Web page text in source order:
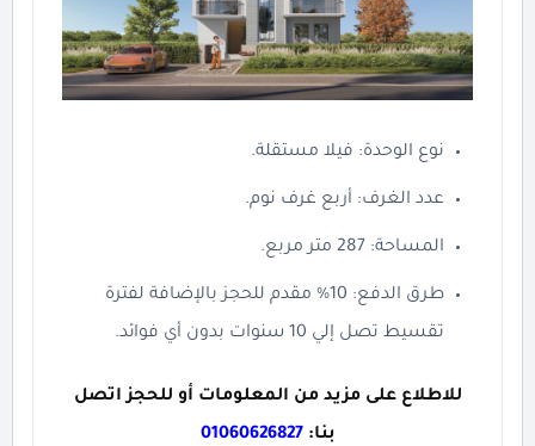
نوع الوحدة: فيلا مستقلة.
عدد الغرف: أربع غرف نوم.
المساحة: 287 متر مربع.
طرق الدفع: 10% مقدم للحجز بالإضافة لفترة
تقسيط تصل إلي 10 سنوات بدون أي فوائد.
للاطلاع على مزيد من المعلومات أو للحجز اتصل
بنا: 01060626827